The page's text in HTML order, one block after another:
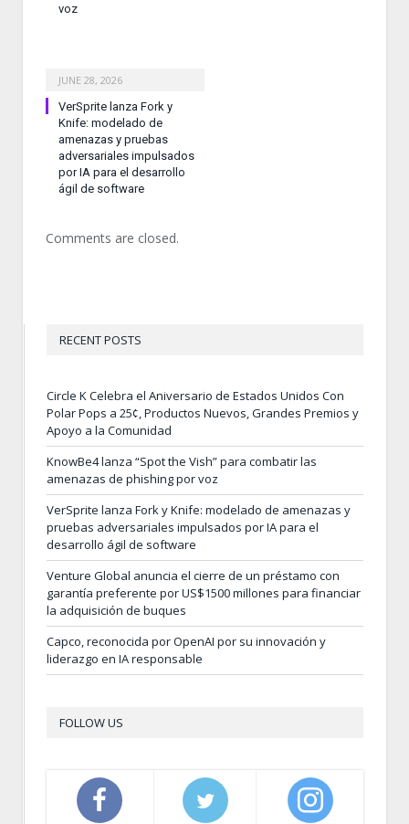
voz
JUNE 28, 2026
VerSprite lanza Fork y
Knife: modelado de
amenazas y pruebas
adversariales impulsados
por IA para el desarrollo
ágil de software
Comments are closed.
RECENT POSTS
Circle K Celebra el Aniversario de Estados Unidos Con
Polar Pops a 25¢, Productos Nuevos, Grandes Premios y
Apoyo a la Comunidad
KnowBe4 lanza “Spot the Vish” para combatir las
amenazas de phishing por voz
VerSprite lanza Fork y Knife: modelado de amenazas y
pruebas adversariales impulsados por IA para el
desarrollo ágil de software
Venture Global anuncia el cierre de un préstamo con
garantía preferente por US$1500 millones para financiar
la adquisición de buques
Capco, reconocida por OpenAI por su innovación y
liderazgo en IA responsable
FOLLOW US